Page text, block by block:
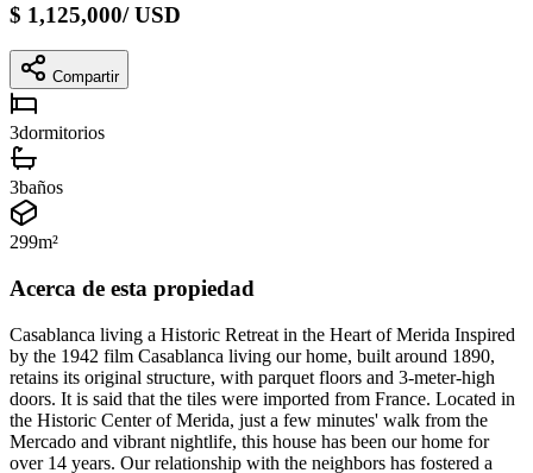
$ 1,125,000/USD
Compartir
3dormitorios
3baños
299m²
Acerca de esta propiedad
Casablanca living a Historic Retreat in the Heart of Merida Inspired
by the 1942 film Casablanca living our home, built around 1890,
retains its original structure, with parquet floors and 3-meter-high
doors. It is said that the tiles were imported from France. Located in
the Historic Center of Merida, just a few minutes' walk from the
Mercado and vibrant nightlife, this house has been our home for
over 14 years. Our relationship with the neighbors has fostered a